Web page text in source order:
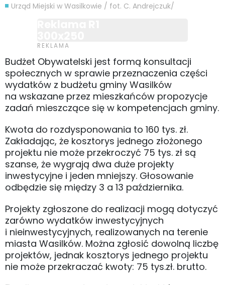
Urząd Miejski w Wasilkowie / fot. C. Andrejczuk/
Budżet Obywatelski jest formą konsultacji
społecznych w sprawie przeznaczenia części
wydatków z budżetu gminy Wasilków
na wskazane przez mieszkańców propozycje
zadań mieszczące się w kompetencjach gminy.
Kwota do rozdysponowania to 160 tys. zł.
Zakładając, że kosztorys jednego złożonego
projektu nie może przekroczyć 75 tys. zł są
szanse, że wygrają dwa duże projekty
inwestycyjne i jeden mniejszy. Głosowanie
odbędzie się między 3 a 13 października.
Projekty zgłoszone do realizacji mogą dotyczyć
zarówno wydatków inwestycyjnych
i nieinwestycyjnych, realizowanych na terenie
miasta Wasilków. Można zgłosić dowolną liczbę
projektów, jednak kosztorys jednego projektu
nie może przekraczać kwoty: 75 tys.zł. brutto.